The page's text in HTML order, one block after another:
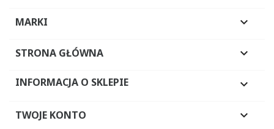
MARKI 
STRONA GŁÓWNA 
INFORMACJA O SKLEPIE 
TWOJE KONTO 